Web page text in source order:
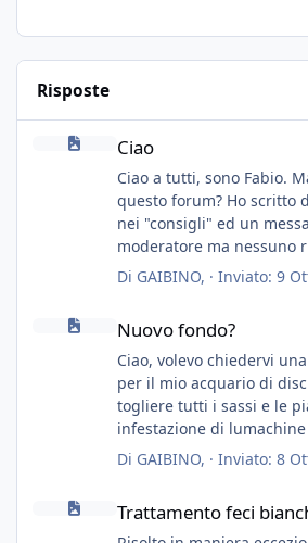
Risposte
Ciao
Ciao a tutti, sono Fabio.
questo forum? Ho scritto
nei "consigli" ed un
moderatore ma nessuno
chissà... speravo in un
Di GAIBINO, · Inviato: 9
Nuovo fondo?
Nuovo fondo?
Ciao, volevo chiedervi
per il mio acquario di
togliere tutti i sassi e le
infestazione di
che ho 3 discus, 8
cardinali, e tre pulitori in
Ho già tolto migliaia di
Di GAIBINO, · Inviato: 8
Trattamento feci bianche e inappetenza
Trattamento feci